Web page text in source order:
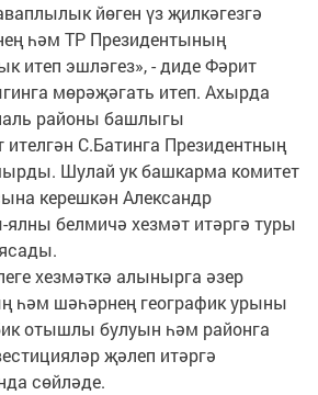
йөген үз җилкәгезгә
һәм ТР Президентының
итеп эшләгез», - диде Фәрит
мөрәҗәгать итеп. Ахырда
районы башлыгы
С.Батинга Президентның
Шулай ук башкарма комитет
керешкән Александр
ялны белмичә хезмәт итәргә туры
хезмәткә алынырга әзер
һәм шәһәрнең географик урыны
отышлы булуын һәм районга
җәлеп итәргә
сөйләде.